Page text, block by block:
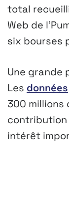
total
Web de
six bourses
Une grande
Les données
300 millions
contribution
intérêt